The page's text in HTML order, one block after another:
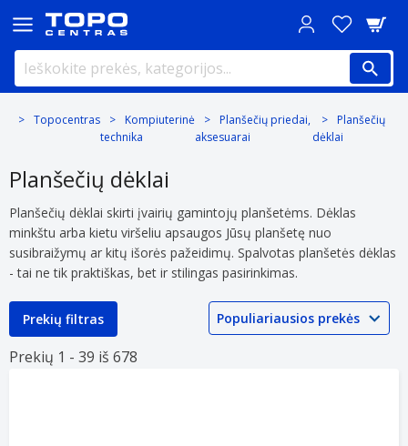
Topocentras
Kompiuterinė
technika
Planšečių priedai,
aksesuarai
Planšečių
dėklai
Planšečių dėklai
Planšečių dėklai skirti įvairių gamintojų planšetėms. Dėklas
minkštu arba kietu viršeliu apsaugos Jūsų planšetę nuo
susibraižymų ar kitų išorės pažeidimų. Spalvotas planšetės dėklas
- tai ne tik praktiškas, bet ir stilingas pasirinkimas.
Prekių filtras
Prekių 1 - 39 iš 678